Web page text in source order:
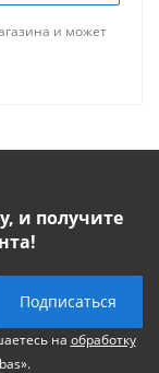
и может
и получите
на обработку